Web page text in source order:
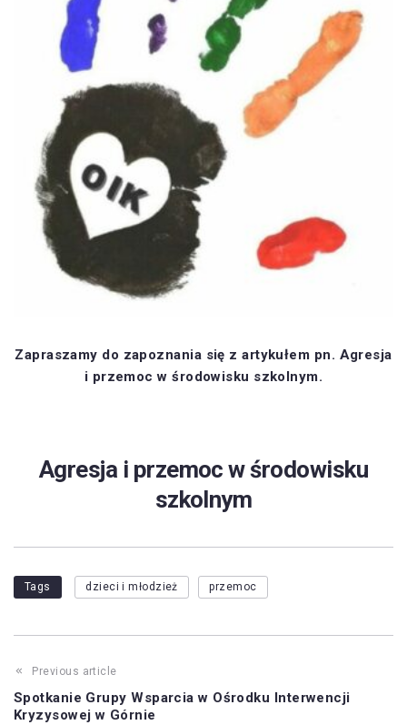
Zapraszamy do zapoznania się z artykułem pn. Agresja
i przemoc w środowisku szkolnym.
Agresja i przemoc w środowisku
szkolnym
Tags dzieci i młodzież przemoc
Previous article
Spotkanie Grupy Wsparcia w Ośrodku Interwencji
Kryzysowej w Górnie